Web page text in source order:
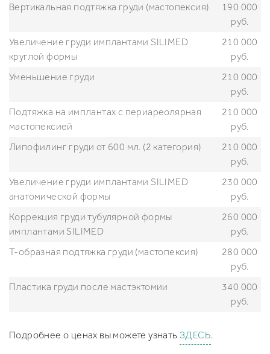
Вертикальная подтяжка груди (мастопексия)
190 000
руб.
Увеличение груди имплантами SILIMED
круглой формы
210 000
руб.
Уменьшение груди
210 000
руб.
Подтяжка на имплантах с периареолярная
мастопексией
210 000
руб.
Липофилинг груди от 600 мл. (2 категория)
210 000
руб.
Увеличение груди имплантами SILIMED
анатомической формы
230 000
руб.
Коррекция груди тубулярной формы
имплантами SILIMED
260 000
руб.
Т-образная подтяжка груди (мастопексия)
280 000
руб.
Пластика груди после мастэктомии
340 000
руб.
Подробнее о ценах вы можете узнать ЗДЕСЬ.